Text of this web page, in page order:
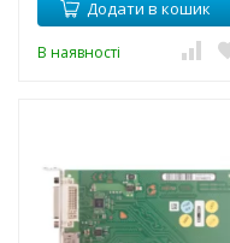
Додати в кошик
В наявності